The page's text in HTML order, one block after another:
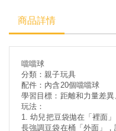
商品詳情
噹噹球
分類：親子玩具
配件：內含20個噹噹球
學習目標：距離和力量差
玩法：
1. 幼兒把豆袋拋在「裡面
長強調豆袋在桶「外面」